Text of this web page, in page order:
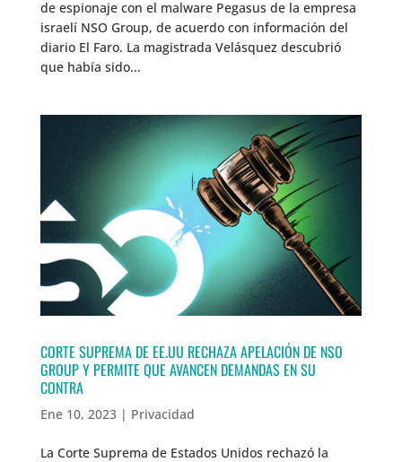
de espionaje con el malware Pegasus de la empresa
israelí NSO Group, de acuerdo con información del
diario El Faro. La magistrada Velásquez descubrió
que había sido...
CORTE SUPREMA DE EE.UU RECHAZA APELACIÓN DE NSO
GROUP Y PERMITE QUE AVANCEN DEMANDAS EN SU
CONTRA
Ene 10, 2023| Privacidad
La Corte Suprema de Estados Unidos rechazó la